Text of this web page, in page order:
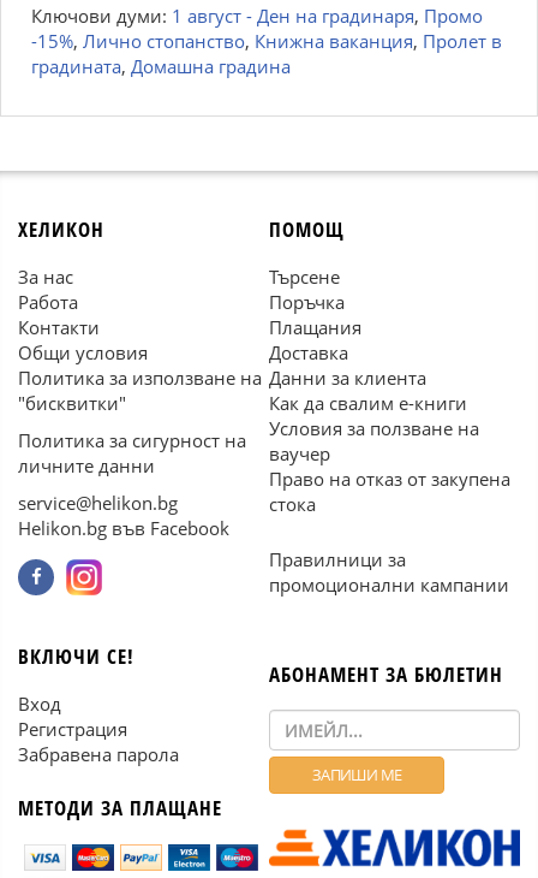
Ключови думи: 1 август - Ден на градинаря, Промо
-15%, Лично стопанство, Книжна ваканция, Пролет в
градината, Домашна градина
ХЕЛИКОН
За нас
Работа
Контакти
Общи условия
Политика за използване на
"бисквитки"
Политика за сигурност на
личните данни
service@helikon.bg
Helikon.bg във Facebook
ПОМОЩ
Търсене
Поръчка
Плащания
Доставка
Данни за клиента
Как да свалим е-книги
Условия за ползване на
ваучер
Право на отказ от закупена
стока
Правилници за
промоционални кампании
ВКЛЮЧИ СЕ!
Вход
Регистрация
Забравена парола
МЕТОДИ ЗА ПЛАЩАНЕ
АБОНАМЕНТ ЗА БЮЛЕТИН